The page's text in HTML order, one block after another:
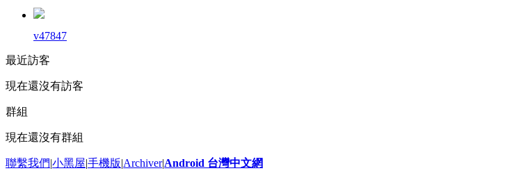
v47847
最近訪客
現在還沒有訪客
群組
現在還沒有群組
聯繫我們|小黑屋|手機版|Archiver|Android 台灣中文網